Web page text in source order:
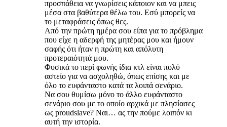
προσπάθεια να γνωρίσεις κάποιον και να μπεις
μέσα στα βαθύτερα θέλω του. Εσύ μπορείς να
το μεταφράσεις όπως θες.
Από την πρώτη ημέρα σου είπα για το πρόβλημα
που είχε η αδερφή της μητέρας μου και ήμουν
σαφής ότι ήταν η πρώτη και απόλυτη
προτεραιότητά μου.
Φυσικά το περί φωνής ίδια κτλ είναι πολύ
αστείο για να ασχοληθώ, όπως επίσης και με
όλο το ευφάνταστο κατά τα λοιπά σενάριο.
Να σου θυμίσω μόνο το άλλο ευφάνταστο
σενάριο σου με το οποίο αρχικά με πλησίασες
ως proudslave? Ναι… ας την πούμε λοιπόν κι
αυτή την ιστορία.